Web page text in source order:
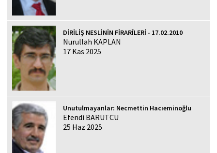
DİRİLİŞ NESLİNİN FİRARÎLERİ - 17.02.2010
Nurullah KAPLAN
17 Kas 2025
Unutulmayanlar: Necmettin Hacıeminoğlu
Efendi BARUTCU
25 Haz 2025